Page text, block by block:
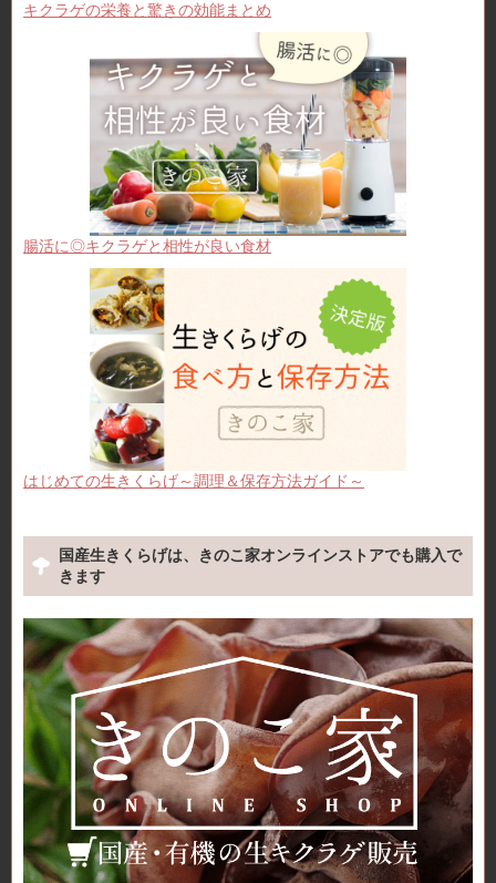
キクラゲの栄養と驚きの効能まとめ
腸活に◎キクラゲと相性が良い食材
はじめての生きくらげ～調理＆保存方法ガイド～
国産生きくらげは、きのこ家オンラインストアでも購入で
きます